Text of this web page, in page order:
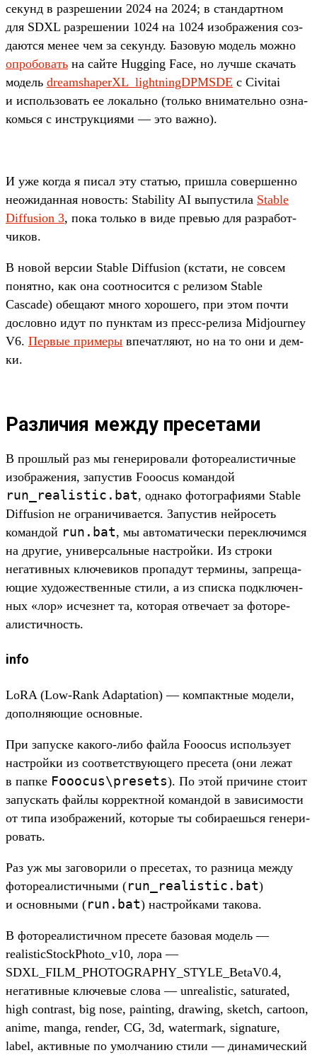
секунд в раз­решении 2024 на 2024; в стан­дар­тном
для SDXL раз­решении 1024 на 1024 изоб­ражения соз­
дают­ся менее чем за секун­ду. Базовую модель мож­но
оп­робовать на сай­те Hugging Face, но луч­ше ска­чать
модель dreamshaperXL_lightningDPMSDE с Civitai
и исполь­зовать ее локаль­но (толь­ко вни­матель­но озна­
комь­ся с инс­трук­циями — это важ­но).
И уже ког­да я писал эту статью, приш­ла совер­шенно
неожи­дан­ная новость: Stability AI выпус­тила Stable
Diffusion 3, пока толь­ко в виде превью для раз­работ­
чиков.
В новой вер­сии Stable Diffusion (кста­ти, не сов­сем
понят­но, как она соот­носит­ся с релизом Stable
Cascade) обе­щают мно­го хороше­го, при этом поч­ти
дос­ловно идут по пун­ктам из пресс‑релиза Midjourney
V6. Пер­вые при­меры впе­чат­ляют, но на то они и дем­
ки.
Различия между пресетами
В прош­лый раз мы генери­рова­ли фоторе­алис­тичные
изоб­ражения, запус­тив Fooocus коман­дой
run_realistic. bat, одна­ко фотог­рафи­ями Stable
Diffusion не огра­ничи­вает­ся. Запус­тив ней­росеть
коман­дой run. bat, мы авто­мати­чес­ки перек­лючим­ся
на дру­гие, уни­вер­саль­ные нас­трой­ки. Из стро­ки
негатив­ных клю­чеви­ков про­падут тер­мины, зап­реща­
ющие художес­твен­ные сти­ли, а из спис­ка под­клю­чен­
ных «лор» исчезнет та, которая отве­чает за фоторе­
алис­тичность.
info
LoRA (Low-Rank Adaptation) — ком­пак­тные модели,
допол­няющие основные.
При запус­ке какого‑либо фай­ла Fooocus исполь­зует
нас­трой­ки из соот­ветс­тву­юще­го пре­сета (они лежат
в пап­ке Fooocus\presets). По этой при­чине сто­ит
запус­кать фай­лы кор­рек­тной коман­дой в зависи­мос­ти
от типа изоб­ражений, которые ты собира­ешь­ся генери­
ровать.
Раз уж мы загово­рили о пре­сетах, то раз­ница меж­ду
фоторе­алис­тичны­ми (run_realistic. bat)
и основны­ми (run. bat) нас­трой­ками такова.
В фоторе­алис­тичном пре­сете базовая модель —
realisticStockPhoto_v10, лора —
SDXL_FILM_PHOTOGRAPHY_STYLE_BetaV0.4,
негатив­ные клю­чевые сло­ва — unrealistic, saturated,
high contrast, big nose, painting, drawing, sketch, cartoon,
anime, manga, render, CG, 3d, watermark, signature,
label, активные по умол­чанию сти­ли — динами­чес­кий